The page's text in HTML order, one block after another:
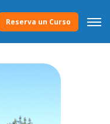
Reserva un Curso